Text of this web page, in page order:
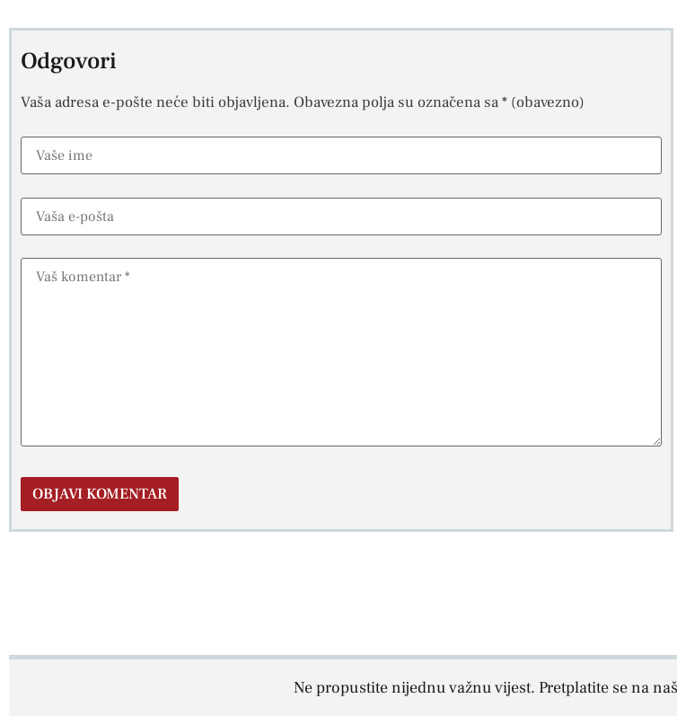
Odgovori
Vaša adresa e-pošte neće biti objavljena. Obavezna polja su označena sa* (obavezno)
Ne propustite nijednu važnu vijest. Pretplatite se na